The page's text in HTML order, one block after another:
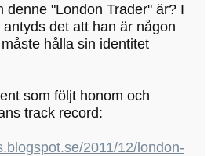
denne "London Trader" är? I
det att han är någon
hålla sin identitet
som följt honom och
track record:
2011/12/london-